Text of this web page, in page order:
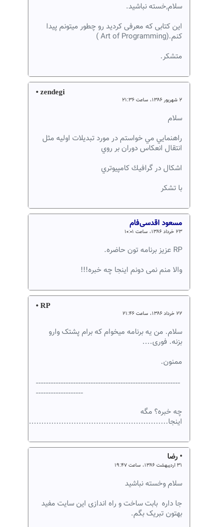
سلام,خسته نباشید.
این کتابی که معرفی کردید رو چطور میتونم پیدا
کنم.(Art of Programming )
متشکر.
• zendegi
سلام
راهنمايي مي خواستم در مورد تبديلات اوليه مثل
انتقال انعكاس دوران بر روي
اشكال در گرافيك كامپيوتري
با تشكر
مسعود اقدسی‌فام
RP عزیز برنامه تون حاضره.
والا منم نمی دونم اینجا چه خبره!!!
• RP
سلام. من یه برنامه میخوام که برام پشتک وارو
بزنه. فوری....
ممنون.
----------------------------------------------------------
-------------------
چه خبره؟ مگه
اینجا........................................................
• رضا
سلام وخسته نباشید
جا داره بابت ساخت و راه اندازی این سایت مفید
بهتون تبریک بگم.